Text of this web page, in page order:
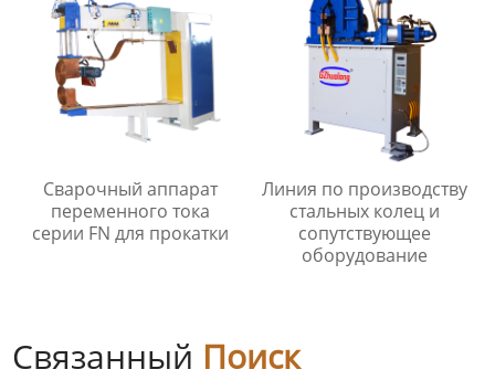
Сварочный аппарат
переменного тока
серии FN для прокатки
Линия по производству
стальных колец и
сопутствующее
оборудование
Связанный Поиск